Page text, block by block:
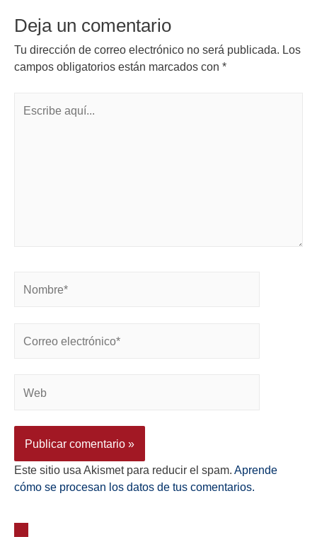
Deja un comentario
Tu dirección de correo electrónico no será publicada. Los
campos obligatorios están marcados con *
Este sitio usa Akismet para reducir el spam. Aprende
cómo se procesan los datos de tus comentarios.